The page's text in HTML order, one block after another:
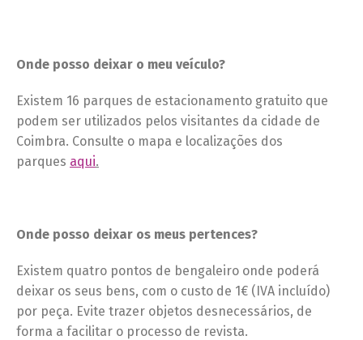
Onde posso deixar o meu veículo?
Existem 16 parques de estacionamento gratuito que
podem ser utilizados pelos visitantes da cidade de
Coimbra. Consulte o mapa e localizações dos
parques aqui.
Onde posso deixar os meus pertences?
Existem quatro pontos de bengaleiro onde poderá
deixar os seus bens, com o custo de 1€ (IVA incluído)
por peça. Evite trazer objetos desnecessários, de
forma a facilitar o processo de revista.